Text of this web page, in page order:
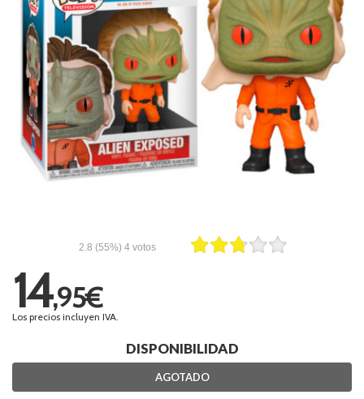
2.8 (55%) 4 votos
14,95€
Los precios incluyen IVA.
DISPONIBILIDAD
AGOTADO